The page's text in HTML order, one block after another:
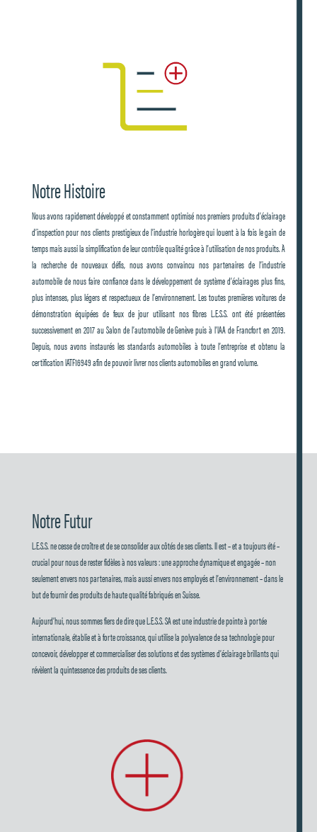
Notre Histoire
Nous avons rapidement développé et constamment optimisé nos premiers produits d’éclairage
d’inspection pour nos clients prestigieux de l’industrie horlogère qui louent à la fois le gain de
temps mais aussi la simplification de leur contrôle qualité grâce à l’utilisation de nos produits. À
la recherche de nouveaux défis, nous avons convaincu nos partenaires de l’industrie
automobile de nous faire confiance dans le développement de système d’éclairages plus fins,
plus intenses, plus légers et respectueux de l’environnement. Les toutes premières voitures de
démonstration équipées de feux de jour utilisant nos fibres L.E.S.S. ont été présentées
successivement en 2017 au Salon de l’automobile de Genève puis à l’IAA de Francfort en 2019.
Depuis, nous avons instaurés les standards automobiles à toute l’entreprise et obtenu la
certification IATF16949 afin de pouvoir livrer nos clients automobiles en grand volume.
Notre Futur
L.E.S.S. ne cesse de croître et de se consolider aux côtés de ses clients. Il est – et a toujours été –
crucial pour nous de rester fidèles à nos valeurs : une approche dynamique et engagée – non
seulement envers nos partenaires, mais aussi envers nos employés et l’environnement – dans le
but de fournir des produits de haute qualité fabriqués en Suisse.
Aujourd’hui, nous sommes fiers de dire que L.E.S.S. SA est une industrie de pointe à portée
internationale, établie et à forte croissance, qui utilise la polyvalence de sa technologie pour
concevoir, développer et commercialiser des solutions et des systèmes d’éclairage brillants qui
révèlent la quintessence des produits de ses clients.